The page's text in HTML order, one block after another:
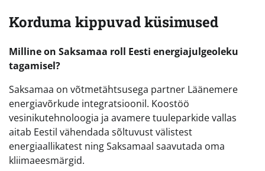
Korduma kippuvad küsimused
Milline on Saksamaa roll Eesti energiajulgeoleku
tagamisel?
Saksamaa on võtmetähtsusega partner Läänemere
energiavõrkude integratsioonil. Koostöö
vesinikutehnoloogia ja avamere tuuleparkide vallas
aitab Eestil vähendada sõltuvust välistest
energiaallikatest ning Saksamaal saavutada oma
kliimaeesmärgid.